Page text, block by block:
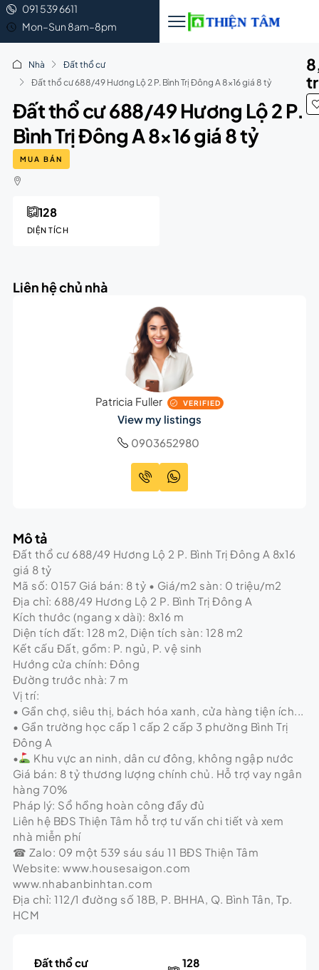
091 539 6611
Mon–Sun 8am–8pm
Nhà
Đất thổ cư
Đất thổ cư 688/49 Hương Lộ 2 P. Bình Trị Đông A 8×16 giá 8 tỷ
Đất thổ cư 688/49 Hương Lộ 2 P.
Bình Trị Đông A 8×16 giá 8 tỷ
MUA BÁN
DIỆN TÍCH
128
Liên hệ chủ nhà
Patricia Fuller VERIFIED
View my listings
0903652980
Mô tả
Đất thổ cư 688/49 Hương Lộ 2 P. Bình Trị Đông A 8x16
giá 8 tỷ
Mã số: 0157 Giá bán: 8 tỷ • Giá/m2 sàn: 0 triệu/m2
Địa chỉ: 688/49 Hương Lộ 2 P. Bình Trị Đông A
Kích thước (ngang x dài): 8x16 m
Diện tích đất: 128 m2, Diện tích sàn: 128 m2
Kết cấu Đất, gồm: P. ngủ, P. vệ sinh
Hướng cửa chính: Đông
Đường trước nhà: 7 m
Vị trí:
• Gần chợ, siêu thị, bách hóa xanh, cửa hàng tiện ích...
• Gần trường học cấp 1 cấp 2 cấp 3 phường Bình Trị
Đông A
•
Khu vực an ninh, dân cư đông, không ngập nước
Giá bán: 8 tỷ thương lượng chính chủ. Hỗ trợ vay ngân
hàng 70%
Pháp lý: Sổ hồng hoàn công đầy đủ
Liên hệ BĐS Thiện Tâm hỗ trợ tư vấn chi tiết và xem
nhà miễn phí
☎ Zalo: 09 một 539 sáu sáu 11 BĐS Thiện Tâm
Website: www.housesaigon.com
www.nhabanbinhtan.com
Địa chỉ: 112/1 đường số 18B, P. BHHA, Q. Bình Tân, Tp.
HCM
Đất thổ cư 128